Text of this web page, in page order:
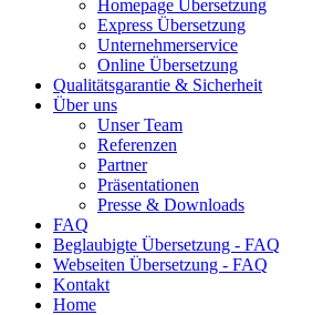
Homepage Übersetzung
Express Übersetzung
Unternehmerservice
Online Übersetzung
Qualitätsgarantie & Sicherheit
Über uns
Unser Team
Referenzen
Partner
Präsentationen
Presse & Downloads
FAQ
Beglaubigte Übersetzung - FAQ
Webseiten Übersetzung - FAQ
Kontakt
Home